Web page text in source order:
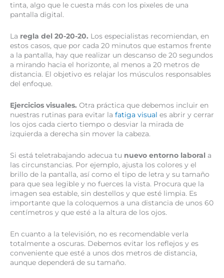
tinta, algo que le cuesta más con los pixeles de una
pantalla digital.
La regla del 20-20-20. Los especialistas recomiendan, en
estos casos, que por cada 20 minutos que estamos frente
a la pantalla, hay que realizar un descanso de 20 segundos
a mirando hacia el horizonte, al menos a 20 metros de
distancia. El objetivo es relajar los músculos responsables
del enfoque.
Ejercicios visuales. Otra práctica que debemos incluir en
nuestras rutinas para evitar la fatiga visual es abrir y cerrar
los ojos cada cierto tiempo o desviar la mirada de
izquierda a derecha sin mover la cabeza.
Si está teletrabajando adecua tu nuevo entorno laboral a
las circunstancias. Por ejemplo, ajusta los colores y el
brillo de la pantalla, así como el tipo de letra y su tamaño
para que sea legible y no fuerces la vista. Procura que la
imagen sea estable, sin destellos y que esté limpia. Es
importante que la coloquemos a una distancia de unos 60
centímetros y que esté a la altura de los ojos.
En cuanto a la televisión, no es recomendable verla
totalmente a oscuras. Debemos evitar los reflejos y es
conveniente que esté a unos dos metros de distancia,
aunque dependerá de su tamaño.